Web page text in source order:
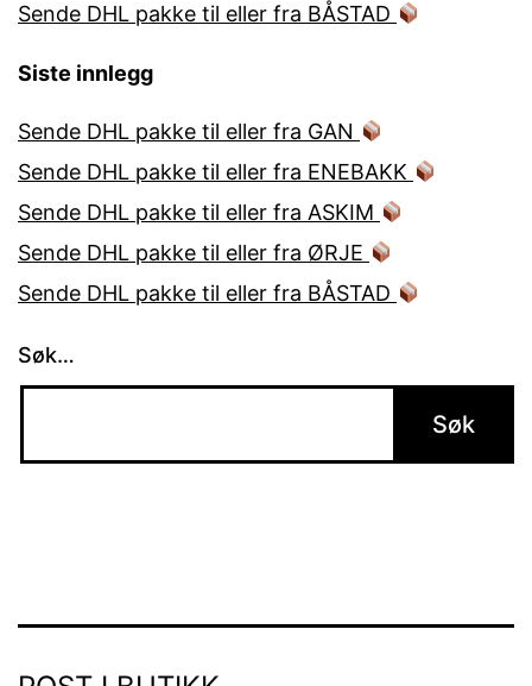
Sende DHL pakke til eller fra BÅSTAD
Siste innlegg
Sende DHL pakke til eller fra GAN
Sende DHL pakke til eller fra ENEBAKK
Sende DHL pakke til eller fra ASKIM
Sende DHL pakke til eller fra ØRJE
Sende DHL pakke til eller fra BÅSTAD
Søk…